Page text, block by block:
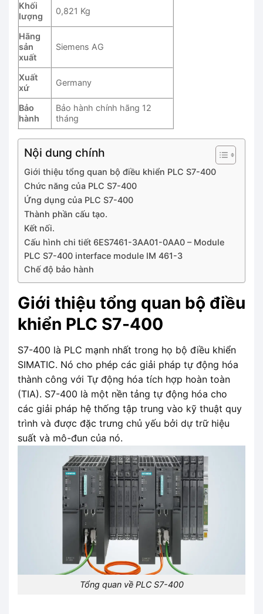
Khối
lượng
0,821 Kg
Hãng
sản
xuất
Siemens AG
Xuất
xứ
Germany
Bảo
hành
Bảo hành chính hãng 12
tháng
Nội dung chính
Giới thiệu tổng quan bộ điều khiển PLC S7-400
Chức năng của PLC S7-400
Ứng dụng của PLC S7-400
Thành phần cấu tạo.
Kết nối.
Cấu hình chi tiết 6ES7461-3AA01-0AA0 – Module
PLC S7-400 interface module IM 461-3
Chế độ bảo hành
Giới thiệu tổng quan bộ điều
khiển PLC S7-400
S7-400 là PLC mạnh nhất trong họ bộ điều khiển
SIMATIC. Nó cho phép các giải pháp tự động hóa
thành công với Tự động hóa tích hợp hoàn toàn
(TIA). S7-400 là một nền tảng tự động hóa cho
các giải pháp hệ thống tập trung vào kỹ thuật quy
trình và được đặc trưng chủ yếu bởi dự trữ hiệu
suất và mô-đun của nó.
Tổng quan về PLC S7-400